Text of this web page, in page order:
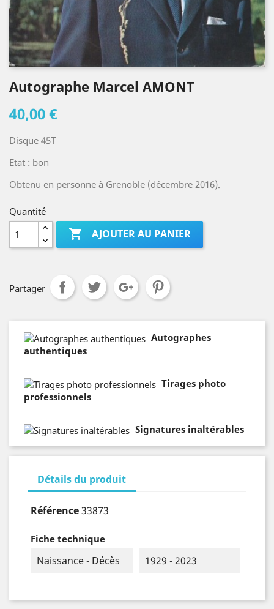
Autographe Marcel AMONT
40,00 €
Disque 45T
Etat : bon
Obtenu en personne à Grenoble (décembre 2016).
Quantité
 AJOUTER AU PANIER
Partager
Autographes
authentiques
Tirages photo
professionnels
Signatures inaltérables
Détails du produit
Référence33873
Fiche technique
Naissance - Décès 1929 - 2023